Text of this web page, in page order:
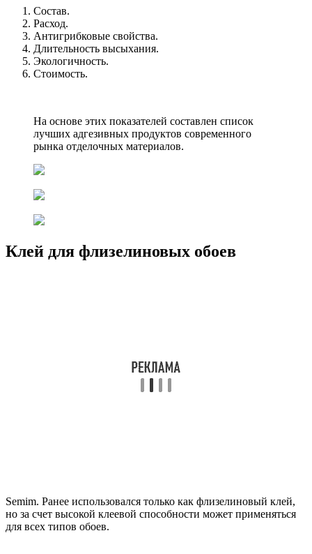
Состав.
Расход.
Антигрибковые свойства.
Длительность высыхания.
Экологичность.
Стоимость.
На основе этих показателей составлен список
лучших адгезивных продуктов современного
рынка отделочных материалов.
Клей для флизелиновых обоев
Semim. Ранее использовался только как флизелиновый клей,
но за счет высокой клеевой способности может применяться
для всех типов обоев.